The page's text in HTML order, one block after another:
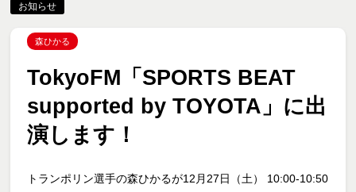
お知らせ
森ひかる
TokyoFM「SPORTS BEAT
supported by TOYOTA」に出
演します！
トランポリン選手の森ひかるが12月27日（土） 10:00-10:50